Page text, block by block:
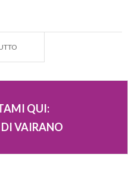
(PV), alcune (come le
i corsi di guida di
si collocano
altre
degli ADAS,
invece,
auto e ne anticipano
QUI:
VAIRANO